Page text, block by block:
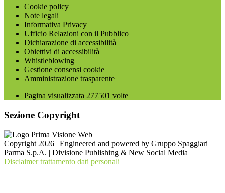
Cookie policy
Note legali
Informativa Privacy
Ufficio Relazioni con il Pubblico
Dichiarazione di accessibilità
Obiettivi di accessibilità
Whistleblowing
Gestione consensi cookie
Amministrazione trasparente
Pagina visualizzata 277501 volte
Sezione Copyright
Copyright 2026 | Engineered and powered by Gruppo Spaggiari
Parma S.p.A. | Divisione Publishing & New Social Media
Disclaimer trattamento dati personali